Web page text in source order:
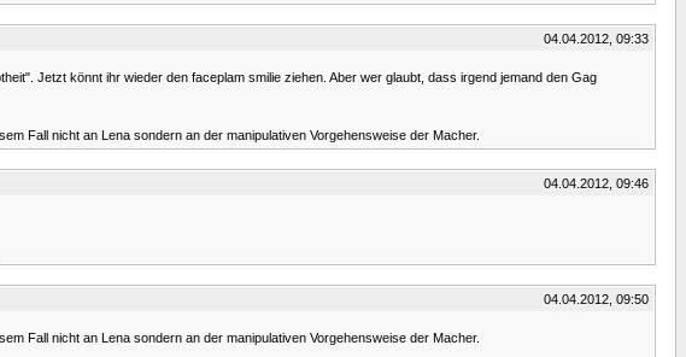
04.04.2012, 09:33
Jetzt könnt ihr wieder den faceplam smilie ziehen. Aber wer glaubt, dass irgend jemand den Gag
Fall nicht an Lena sondern an der manipulativen Vorgehensweise der Macher.
04.04.2012, 09:46
04.04.2012, 09:50
Fall nicht an Lena sondern an der manipulativen Vorgehensweise der Macher.